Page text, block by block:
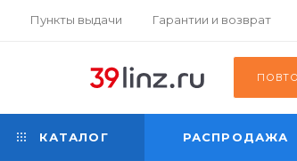
Пункты выдачи Гарантии и возврат
КАТАЛОГ РАСПРОДАЖА